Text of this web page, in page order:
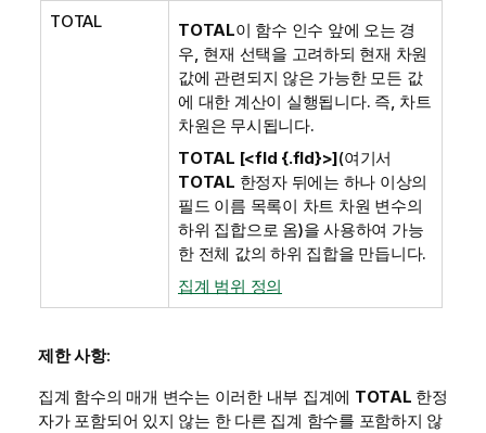
TOTAL TOTAL이 함수 인수 앞에 오는 경
우, 현재 선택을 고려하되 현재 차원
값에 관련되지 않은 가능한 모든 값
에 대한 계산이 실행됩니다. 즉, 차트
차원은 무시됩니다.
TOTAL [<fld {.fld}>](여기서
TOTAL 한정자 뒤에는 하나 이상의
필드 이름 목록이 차트 차원 변수의
하위 집합으로 옴)을 사용하여 가능
한 전체 값의 하위 집합을 만듭니다.
집계 범위 정의
제한 사항:
집계 함수의 매개 변수는 이러한 내부 집계에 TOTAL 한정
자가 포함되어 있지 않는 한 다른 집계 함수를 포함하지 않